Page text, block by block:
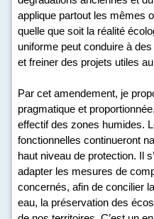
applique partout les mêmes
quelle que soit la réalité
uniforme peut conduire à
et freiner des projets utiles
Par cet amendement, je
pragmatique et
effectif des zones humides.
fonctionnelles continueront
haut niveau de protection. Il
adapter les mesures de
concernés, afin de concilier
eau, la préservation des